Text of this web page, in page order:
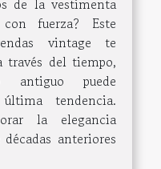
de la vestimenta
fuerza? Este
vintage te
través del tiempo,
antiguo puede
tendencia.
la elegancia
anteriores